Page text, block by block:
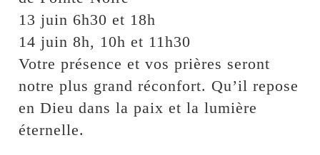
13 juin 6h30 et 18h
14 juin 8h, 10h et 11h30
Votre présence et vos prières seront
notre plus grand réconfort. Qu’il repose
en Dieu dans la paix et la lumière
éternelle.